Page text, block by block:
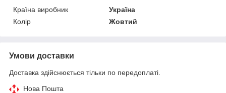
Країна виробник
Україна
Колір
Жовтий
Умови доставки
Доставка здійснюється тільки по передоплаті.
Нова Пошта